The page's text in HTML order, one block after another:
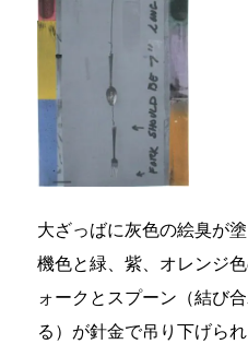
大ざっばに灰色の絵臭が
機色と緑、紫、オレンジ
ォークとスプーン（結び
る）が針金で吊り下げら